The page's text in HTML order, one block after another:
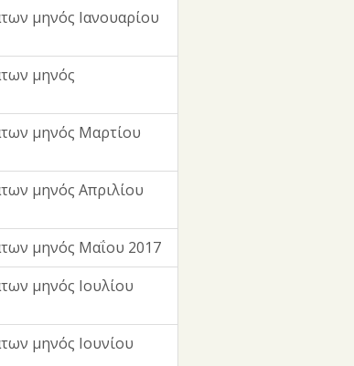
μηνός Ιανουαρίου
μηνός
μηνός Μαρτίου
μηνός Απριλίου
μηνός Μαΐου 2017
μηνός Ιουλίου
μηνός Ιουνίου